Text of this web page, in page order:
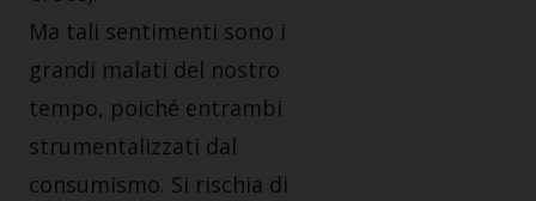
Ma tali sentimenti sono i
grandi malati del nostro
tempo, poiché entrambi
strumentalizzati dal
consumismo. Si rischia di